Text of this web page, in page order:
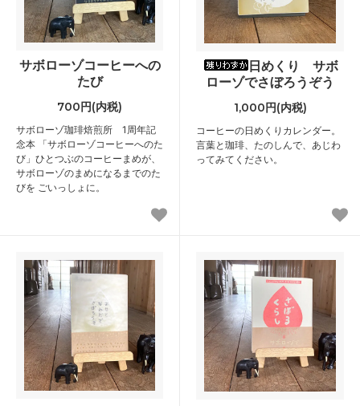
サボローゾコーヒーへの
たび
700円(内税)
サボローゾ珈琲焙煎所 1周年記
念本 「サボローゾコーヒーへのた
び」ひとつぶのコーヒーまめが、
サボローゾのまめになるまでのた
びを ごいっしょに。
日めくり サボ
ローゾでさぼろうぞう
1,000円(内税)
コーヒーの日めくりカレンダー。
言葉と珈琲、たのしんで、あじわ
ってみてください。